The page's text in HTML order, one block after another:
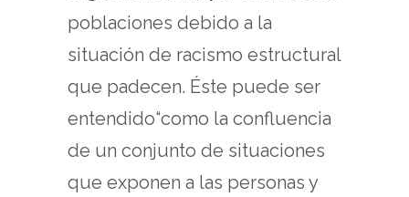
poblaciones debido a la
situación de racismo estructural
que padecen. Éste puede ser
entendido“como la confluencia
de un conjunto de situaciones
que exponen a las personas y